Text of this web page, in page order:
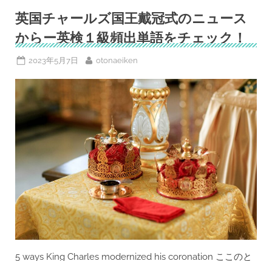
ALS
者
た
本
の
ド
キ
ャ
ス
ト
英
検
ピ
ッ
ク
対
策/
面
接/
筆
英国チャールズ国王戴冠式のニュース
からー英検１級頻出単語をチェック！
Posted
2023年5月7日 By
otonaeiken
5 ways King Charles modernized his coronation ここのと